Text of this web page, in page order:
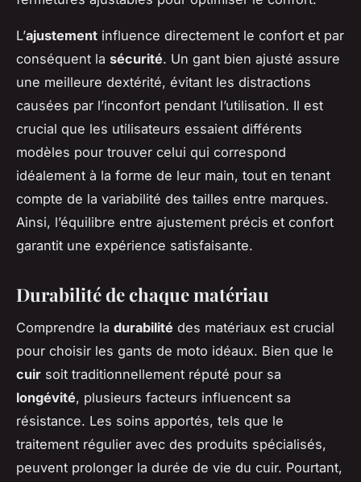
L’ajustement influence directement le confort et par
conséquent la sécurité. Un gant bien ajusté assure
une meilleure dextérité, évitant les distractions
causées par l’inconfort pendant l’utilisation. Il est
crucial que les utilisateurs essaient différents
modèles pour trouver celui qui correspond
idéalement à la forme de leur main, tout en tenant
compte de la variabilité des tailles entre marques.
Ainsi, l’équilibre entre ajustement précis et confort
garantit une expérience satisfaisante.
Durabilité de chaque matériau
Comprendre la durabilité des matériaux est crucial
pour choisir les gants de moto idéaux. Bien que le
cuir soit traditionnellement réputé pour sa
longévité, plusieurs facteurs influencent sa
résistance. Les soins apportés, tels que le
traitement régulier avec des produits spécialisés,
peuvent prolonger la durée de vie du cuir. Pourtant,